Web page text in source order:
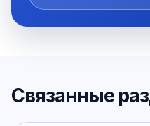
Связанные